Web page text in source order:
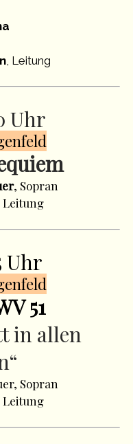
, Leitung
Uhr
, Sopran
Leitung
Uhr
51
in allen
Sopran
Leitung